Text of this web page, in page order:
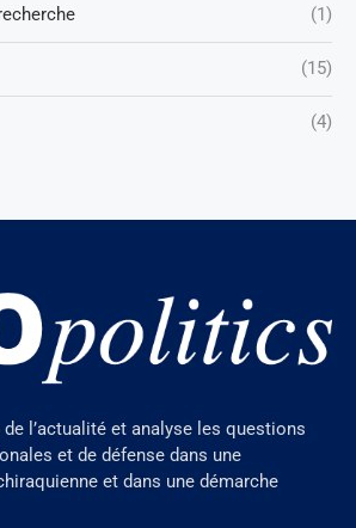
(1)
(15)
(4)
l’actualité et analyse les questions
et de défense dans une
et dans une démarche